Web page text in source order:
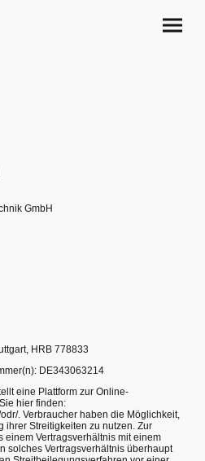
GmbH
HRB 778833
DE343063214
eine Plattform zur Online-
hier finden:
. Verbraucher haben die Möglichkeit,
ihrer Streitigkeiten zu nutzen. Zur
einem Vertragsverhältnis mit einem
solches Vertragsverhältnis überhaupt